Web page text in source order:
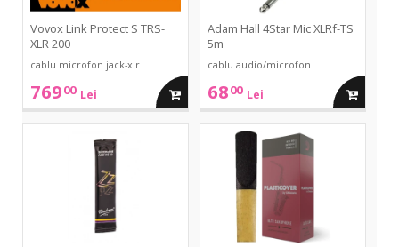
Vovox Link Protect S TRS-
XLR 200
cablu microfon jack-xlr
76900 Lei adauga
Adam Hall 4Star Mic XLRf-TS
5m
cablu audio/microfon
6800 Lei adauga
plastiCover